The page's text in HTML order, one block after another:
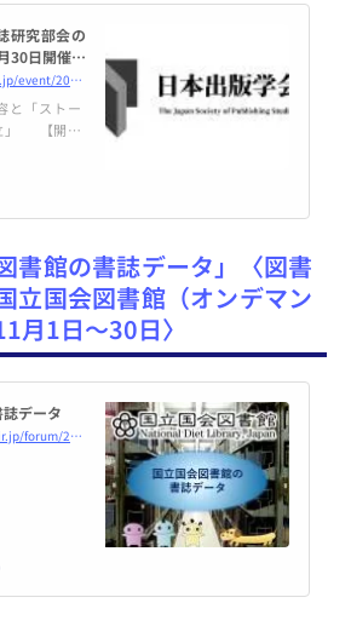
研究部会の
30日開催）
https://www.shuppan.jp/event/2022/11/14/2537/
と「ストー
」 【開催
、現在はメ
戦後日本の
氏（主な仕
書館の書誌データ」〈図書
立国会図書館（オンデマン
月1日～30日〉
データ
https://www.libraryfair.jp/forum/2022/490